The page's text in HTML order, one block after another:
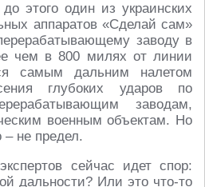
этого один из украинских
аппаратов «Сделай сам»
заводу в
чем в 800 милях от линии
самым дальним налетом
глубоких ударов по
заводам,
военным объектам. Но
– не предел.
сейчас идет спор:
дальности? Или это что-то